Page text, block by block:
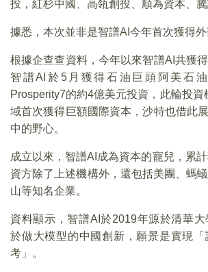
投，紅杉中國、高瓴創投、順為資本、騰
據悉，本次並非是智譜AI今年首次獲得外
根據企查查資料，今年以來智譜AI共獲
智譜AI於5月獲得石油巨頭阿美石
Prosperity7的約4億美元投資，此輪投資
域首次獲得巨額國際資本，沙特也借此
中的野心。
成立以來，智譜AI成為資本的寵兒，累
資方除了上述機構外，還包括美團、螞
山等知名企業。
資料顯示，智譜AI於2019年源於清華
於做大模型的中國創新，願景是實現
考」。